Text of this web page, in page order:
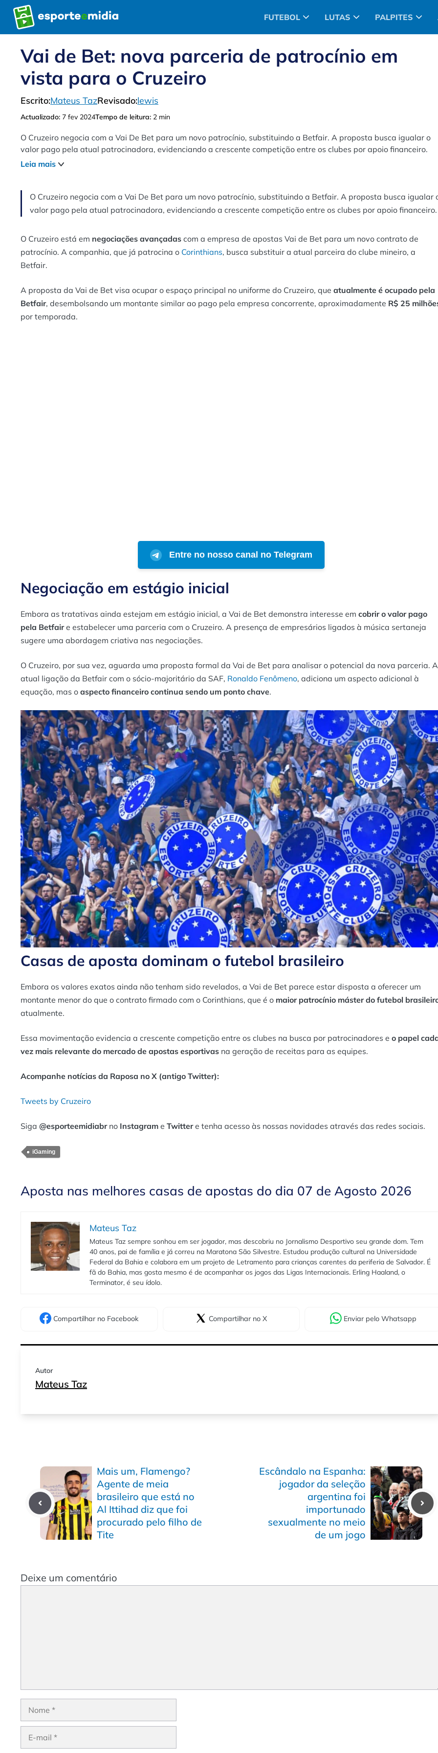
Pular
para
o
FUTEBOL LUTAS PALPITES
Vai de Bet: nova parceria de patrocínio em
vista para o Cruzeiro
Escrito:Mateus TazRevisado:lewis
Actualizado: 7 fev 2024Tempo de leitura: 2 min
O Cruzeiro negocia com a Vai De Bet para um novo patrocínio, substituindo a Betfair. A proposta busca igualar o
valor pago pela atual patrocinadora, evidenciando a crescente competição entre os clubes por apoio financeiro.
Leia mais
O Cruzeiro negocia com a Vai De Bet para um novo patrocínio, substituindo a Betfair. A proposta busca igualar
valor pago pela atual patrocinadora, evidenciando a crescente competição entre os clubes por apoio financeiro.
O Cruzeiro está em negociações avançadas com a empresa de apostas Vai de Bet para um novo contrato de
patrocínio. A companhia, que já patrocina o Corinthians, busca substituir a atual parceira do clube mineiro, a
Betfair.
A proposta da Vai de Bet visa ocupar o espaço principal no uniforme do Cruzeiro, que atualmente é ocupado pela
Betfair, desembolsando um montante similar ao pago pela empresa concorrente, aproximadamente R$ 25
por temporada.
Entre no nosso canal no Telegram
Negociação em estágio inicial
Embora as tratativas ainda estejam em estágio inicial, a Vai de Bet demonstra interesse em cobrir o valor pago
pela Betfaire estabelecer uma parceria com o Cruzeiro. A presença de empresários ligados à música sertaneja
sugere uma abordagem criativa nas negociações.
O Cruzeiro, por sua vez, aguarda uma proposta formal da Vai de Bet para analisar o potencial da nova parceria. A
atual ligação da Betfair com o sócio-majoritário da SAF, Ronaldo Fenômeno, adiciona um aspecto adicional à
equação, mas o aspecto financeiro continua sendo um ponto chave.
Casas de aposta dominam o futebol brasileiro
Embora os valores exatos ainda não tenham sido revelados, a Vai de Bet parece estar disposta a oferecer um
montante menor do que o contrato firmado com o Corinthians, que é o maior patrocínio máster do futebol
atualmente.
Essa movimentação evidencia a crescente competição entre os clubes na busca por patrocinadores e o papel
vez mais relevante do mercado de apostas esportivas na geração de receitas para as equipes.
Acompanhe notícias da Raposa no X (antigo Twitter):
Tweets by Cruzeiro
Siga @esporteemidiabrno Instagram e Twittere tenha acesso às nossas novidades através das redes sociais.
iGaming
Aposta nas melhores casas de apostas do dia 07 de Agosto 2026
Mateus Taz
Mateus Taz sempre sonhou em ser jogador, mas descobriu no Jornalismo Desportivo seu grande dom. Tem
40 anos, pai de família e já correu na Maratona São Silvestre. Estudou produção cultural na Universidade
Federal da Bahia e colabora em um projeto de Letramento para crianças carentes da periferia de Salvador. É
fã do Bahia, mas gosta mesmo é de acompanhar os jogos das Ligas Internacionais. Erling Haaland, o
Terminator, é seu ídolo.
Compartilhar no Facebook Compartilhar no X Enviar pelo Whatsapp
Autor
Mateus Taz
Mais um, Flamengo?
Agente de meia
brasileiro que está no
Al Ittihad diz que foi
procurado pelo filho de
Tite
Escândalo na Espanha:
jogador da seleção
argentina foi
importunado
sexualmente no meio
de um jogo
Deixe um comentário
Nome